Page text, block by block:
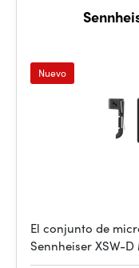
Nuevo
El conjunto de
Sennheiser XSW-